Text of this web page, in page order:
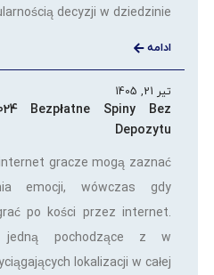
decyzji w dziedzinie […]
ادامه
تیر 21, 1405
Bezpłatne Spiny Bez
Depozytu
gracze mogą zaznać
emocji, wówczas gdy
po kości przez internet.
pochodzące z w
lokalizacji w całej